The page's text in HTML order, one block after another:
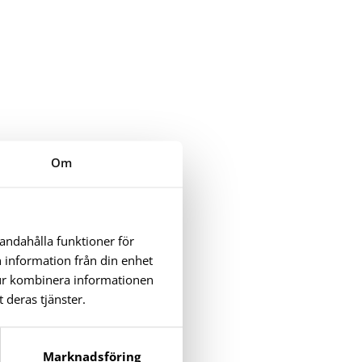
Om
funktioner för
information från din enhet
kombinera informationen
tjänster.
Marknadsföring